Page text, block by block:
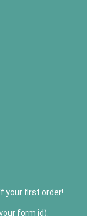
your first order!
form id).